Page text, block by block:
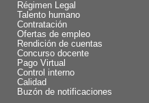
Régimen Legal
Talento humano
Contratación
Ofertas de empleo
Rendición de cuentas
Concurso docente
Pago Virtual
Control interno
Calidad
Buzón de notificaciones